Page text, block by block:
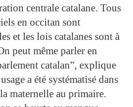
centrale catalane. Tous
en occitan sont
et les lois catalanes sont à
peut même parler en
catalan”, explique
a été systématisé dans
maternelle au primaire.